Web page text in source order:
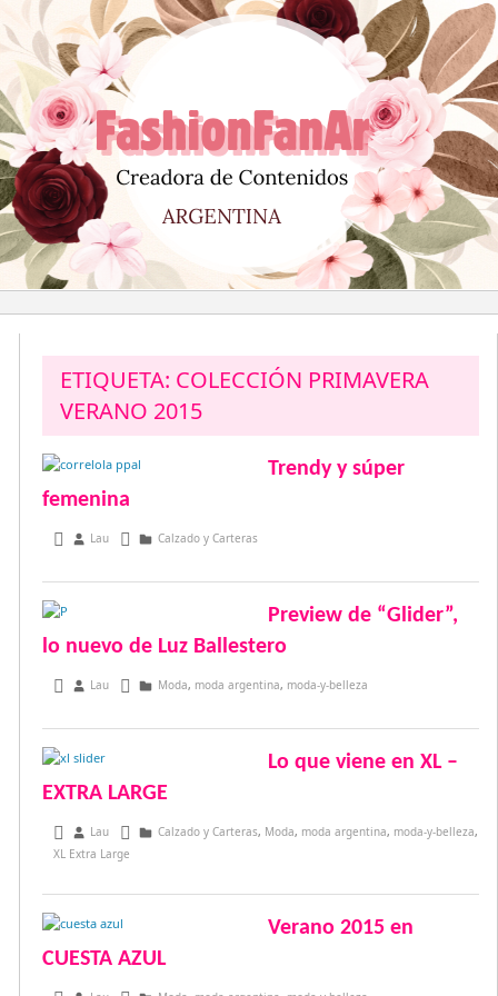
al
contenido
ETIQUETA: COLECCIÓN PRIMAVERA
VERANO 2015
Trendy y súper
femenina
octubre 7, 2014
Lau Calzado y Carteras
Preview de “Glider”,
lo nuevo de Luz Ballestero
septiembre 24, 2014
Lau Moda, moda argentina, moda-y-belleza
Lo que viene en XL –
EXTRA LARGE
julio 26, 2014
Lau Calzado y Carteras, Moda, moda argentina, moda-y-belleza,
XL Extra Large
Verano 2015 en
CUESTA AZUL